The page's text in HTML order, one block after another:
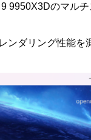
9950X3Dのマル
ダリング性能を